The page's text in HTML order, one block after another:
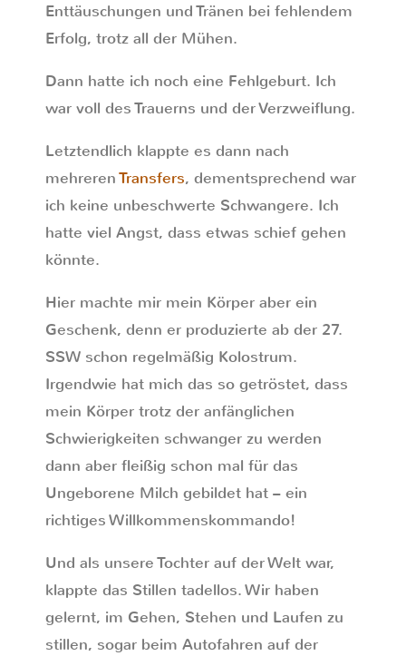
Enttäuschungen und Tränen bei fehlendem
Erfolg, trotz all der Mühen.
Dann hatte ich noch eine Fehlgeburt. Ich
war voll des Trauerns und der Verzweiflung.
Letztendlich klappte es dann nach
mehrerenTransfers, dementsprechend war
ich keine unbeschwerte Schwangere. Ich
hatte viel Angst, dass etwas schief gehen
könnte.
Hier machte mir mein Körper aber ein
Geschenk, denn er produzierte ab der 27.
SSW schon regelmäßig Kolostrum.
Irgendwie hat mich das so getröstet, dass
mein Körper trotz der anfänglichen
Schwierigkeiten schwanger zu werden
dann aber fleißig schon mal für das
Ungeborene Milch gebildet hat – ein
richtiges Willkommenskommando!
Und als unsere Tochter auf der Welt war,
klappte das Stillen tadellos. Wir haben
gelernt, im Gehen, Stehen und Laufen zu
stillen, sogar beim Autofahren auf der